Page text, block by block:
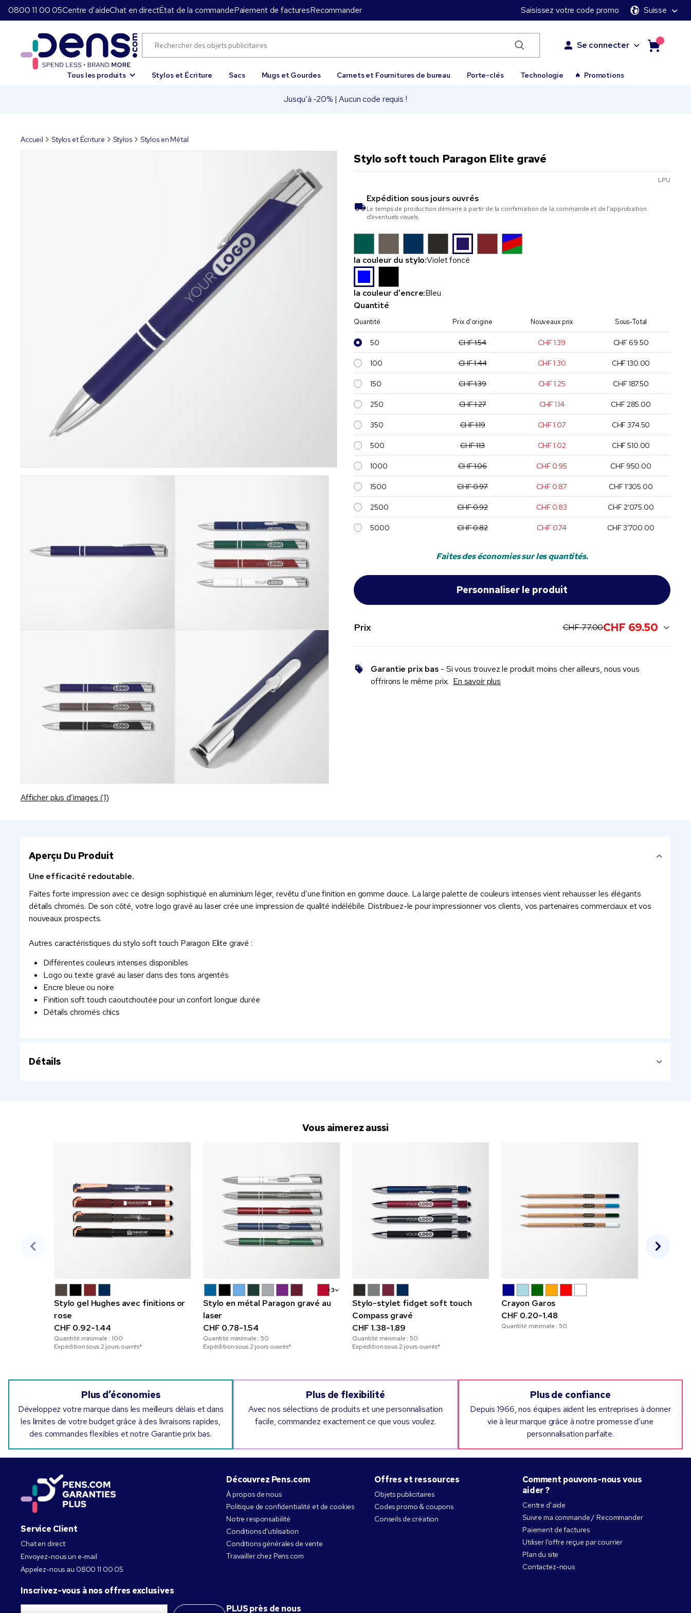
0800 11 00 05Centre d’aideChat en directÉtat de la commandePaiement de facturesRecommander Saisissez votre code promo Suisse
Se connecter
Tous les produits Stylos et Écriture Sacs Mugs et Gourdes Carnets et Fournitures de bureau Porte-clés Technologie Promotions
Jusqu’à -20% | Aucun code requis !
Accueil Stylos et Écriture Stylos Stylos en Métal
Afficher plus d’images (1)
Stylo soft touch Paragon Elite gravé
LPU
Expédition sousjours ouvrés
Le temps de production démarre à partir de la confirmation de la commande et de l’approbation
d’éventuels visuels.
la couleur du stylo:Violet foncé
la couleur d'encre:Bleu
Quantité
Quantité Prix d'origine Nouveaux prix Sous-Total
50 CHF 1.54 CHF 1.39 CHF 69.50
100 CHF 1.44 CHF 1.30 CHF 130.00
150 CHF 1.39 CHF 1.25 CHF 187.50
250 CHF 1.27 CHF 1.14 CHF 285.00
350 CHF 1.19 CHF 1.07 CHF 374.50
500 CHF 1.13 CHF 1.02 CHF 510.00
1000 CHF 1.06 CHF 0.95 CHF 950.00
1500 CHF 0.97 CHF 0.87 CHF 1'305.00
2500 CHF 0.92 CHF 0.83 CHF 2'075.00
5000 CHF 0.82 CHF 0.74 CHF 3'700.00
Faites des économies sur les quantités.
Prix original price:
CHF 77.00current sale price:
CHF 69.50
Garantie prix bas - Si vous trouvez le produit moins cher ailleurs, nous vous
offrirons le même prix. En savoir plus
Aperçu Du Produit
Une efficacité redoutable.
Faites forte impression avec ce design sophistiqué en aluminium léger, revêtu d’une finition en gomme douce. La large palette de couleurs intenses vient rehausser les élégants
détails chromés. De son côté, votre logo gravé au laser crée une impression de qualité indélébile. Distribuez-le pour impressionner vos clients, vos partenaires commerciaux et vos
nouveaux prospects.
Autres caractéristiques du stylo soft touch Paragon Elite gravé :
Différentes couleurs intenses disponibles
Logo ou texte gravé au laser dans des tons argentés
Encre bleue ou noire
Finition soft touch caoutchoutée pour un confort longue durée
Détails chromés chics
Détails
Vous aimerez aussi
Stylo gel Hughes avec finitions or
rose
CHF 0.92-1.44
Quantité minimale : 100
Expédition sous 2 jours ouvrés*
+3
Stylo en métal Paragon gravé au
laser
CHF 0.78-1.54
Quantité minimale :50
Expédition sous 2 jours ouvrés*
Stylo-stylet fidget soft touch
Compass gravé
CHF 1.38-1.89
Quantité minimale :50
Expédition sous 2 jours ouvrés*
Crayon Garos
CHF 0.20-1.48
Quantité minimale :50
Plus d’économies
Développez votre marque dans les meilleurs délais et dans
les limites de votre budget grâce à des livraisons rapides,
des commandes flexibles et notre Garantie prix bas.
Plus de flexibilité
Avec nos sélections de produits et une personnalisation
facile, commandez exactement ce que vous voulez.
Plus de confiance
Depuis 1966, nos équipes aident les entreprises à donner
vie à leur marque grâce à notre promesse d’une
personnalisation parfaite.
Service Client
Chat en direct
Envoyez-nous un e-mail
Appelez-nous au 0800 11 00 05
Inscrivez-vous à nos offres exclusives
Découvrez Pens.com
À propos de nous
Politique de confidentialité et de cookies
Notre responsabilité
Conditions d'utilisation
Conditions générales de vente
Travailler chez Pens.com
PLUS près de nous
Offres et ressources
Objets publicitaires
Codes promo & coupons
Conseils de création
Comment pouvons-nous vous
aider ?
Centre d’aide
Suivre ma commande / Recommander
Paiement de factures
Utiliser l’offre reçue par courrier
Plan du site
Contactez-nous